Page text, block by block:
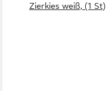
Zierkies weiß, (1 St)